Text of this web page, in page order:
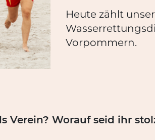
Heute zählt
Vorpommern.
Verein? Worauf seid ihr